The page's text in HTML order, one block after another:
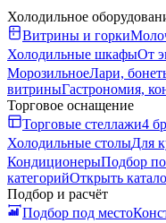
Холодильное
Витрины и горки
Холодильные шкафыОт
МорозильноеЛари,
витриныГастрономия,
Торговое оснащение
Торговые стеллажи4
Холодильные столыДля
КондиционерыПодбор
категорийОткрыть
Подбор и расчёт
Подбор под место